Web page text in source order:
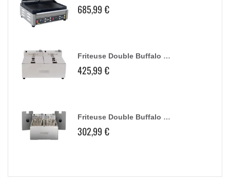
685,99 €
Friteuse Double Buffalo - 2X5L 2X2,8Kw
425,99 €
Friteuse Double Buffalo - 2X3L
302,99 €